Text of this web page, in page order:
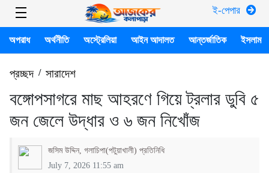
ই-পেপার
অপরাধ অর্থনীতি অস্ট্রেলিয়া আইন আদালত আন্তর্জাতিক ইসলাম
প্রচ্ছদ/ সারাদেশ
বঙ্গোপসাগরে মাছ আহরণে গিয়ে ট্রলার ডুবি ৫
জন জেলে উদ্ধার ও ৬ জন নিখোঁজ
জসিম উদ্দিন, গলাচিপা(পটুয়াখালী) প্রতিনিধি
July 7, 2026 11:55 am